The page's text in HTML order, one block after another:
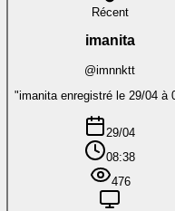
Récent
imanita
@imnnktt
"imanita enregistré le 29/04 à
29/04
08:38
476